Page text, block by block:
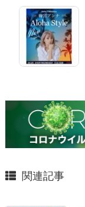
関連記事